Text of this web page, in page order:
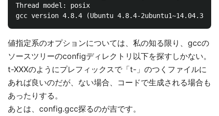
Thread model: posix
値指定系のオプションについては、私の知る限り、gccの
ソースツリーのconfigディレクトリ以下を探すしかない。
t-XXXのようにプレフィックスで「t-」のつくファイルに
あれば良いのだが、ない場合、コードで生成される場合も
あったりする。
あとは、config.gcc探るのが吉です。